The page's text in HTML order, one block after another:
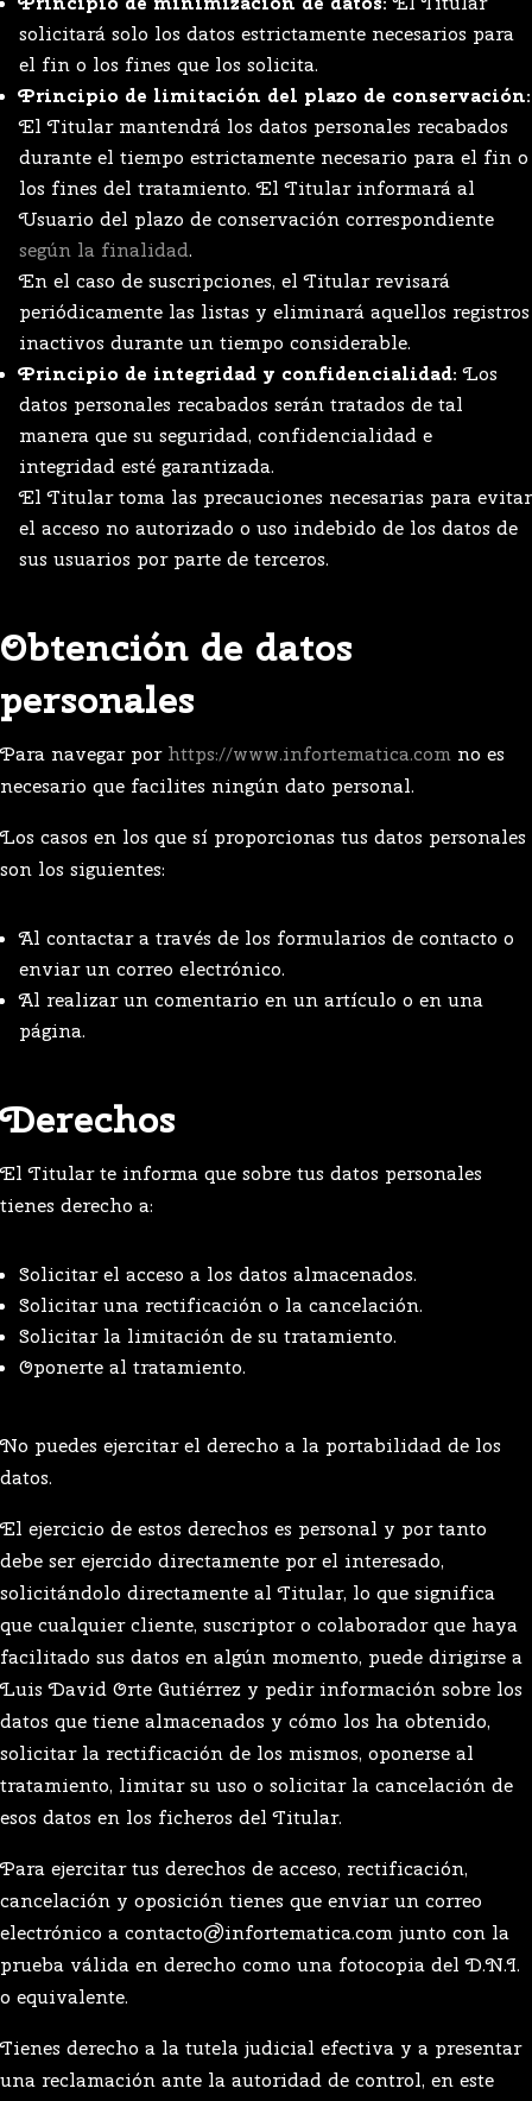
solicitará solo los datos estrictamente necesarios para
el fin o los fines que los solicita.
Principio de limitación del plazo de conservación:
El Titular mantendrá los datos personales recabados
durante el tiempo estrictamente necesario para el fin o
los fines del tratamiento. El Titular informará al
Usuario del plazo de conservación correspondiente
según la finalidad.
En el caso de suscripciones, el Titular revisará
periódicamente las listas y eliminará aquellos registros
inactivos durante un tiempo considerable.
Principio de integridad y confidencialidad: Los
datos personales recabados serán tratados de tal
manera que su seguridad, confidencialidad e
integridad esté garantizada.
El Titular toma las precauciones necesarias para evitar
el acceso no autorizado o uso indebido de los datos de
sus usuarios por parte de terceros.
Obtención de datos
personales
Para navegar por https://www.infortematica.com no es
necesario que facilites ningún dato personal.
Los casos en los que sí proporcionas tus datos personales
son los siguientes:
Al contactar a través de los formularios de contacto o
enviar un correo electrónico.
Al realizar un comentario en un artículo o en una
página.
Derechos
El Titular te informa que sobre tus datos personales
tienes derecho a:
Solicitar el acceso a los datos almacenados.
Solicitar una rectificación o la cancelación.
Solicitar la limitación de su tratamiento.
Oponerte al tratamiento.
No puedes ejercitar el derecho a la portabilidad de los
datos.
El ejercicio de estos derechos es personal y por tanto
debe ser ejercido directamente por el interesado,
solicitándolo directamente al Titular, lo que significa
que cualquier cliente, suscriptor o colaborador que haya
facilitado sus datos en algún momento, puede dirigirse a
Luis David Orte Gutiérrez y pedir información sobre los
datos que tiene almacenados y cómo los ha obtenido,
solicitar la rectificación de los mismos, oponerse al
tratamiento, limitar su uso o solicitar la cancelación de
esos datos en los ficheros del Titular.
Para ejercitar tus derechos de acceso, rectificación,
cancelación y oposición tienes que enviar un correo
electrónico a contacto@infortematica.com junto con la
prueba válida en derecho como una fotocopia del D.N.I.
o equivalente.
Tienes derecho a la tutela judicial efectiva y a presentar
una reclamación ante la autoridad de control, en este